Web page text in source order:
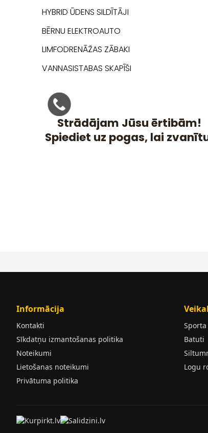
HYBRID ŪDENS SILDĪTĀJI
BĒRNU ELEKTROAUTO
LIMFODRENĀŽAS ZĀBAKI
VANNASISTABAS SKAPĪŠI
Strādājam Jūsu ērtibām!
Spiediet uz pogas, lai
Informācija
Kontakti
Sīkdatņu izmantošanas politika
Noteikumi
Lietošanas noteikumi
Privātuma politika
Batuti
Logu